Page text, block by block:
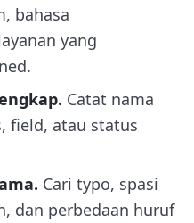
bahasa
yang
Catat nama
field, atau status
Cari typo, spasi
dan perbedaan huruf